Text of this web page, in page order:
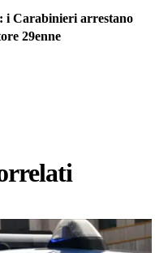
i Carabinieri arrestano
29enne